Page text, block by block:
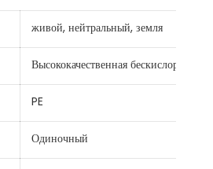
живой, нейтральный, земля
Высококачественная бескислородная
PE
Одиночный